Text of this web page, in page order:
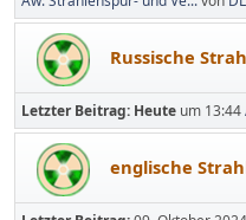
Russische
Letzter Beitrag: Heute um 13:44
englische